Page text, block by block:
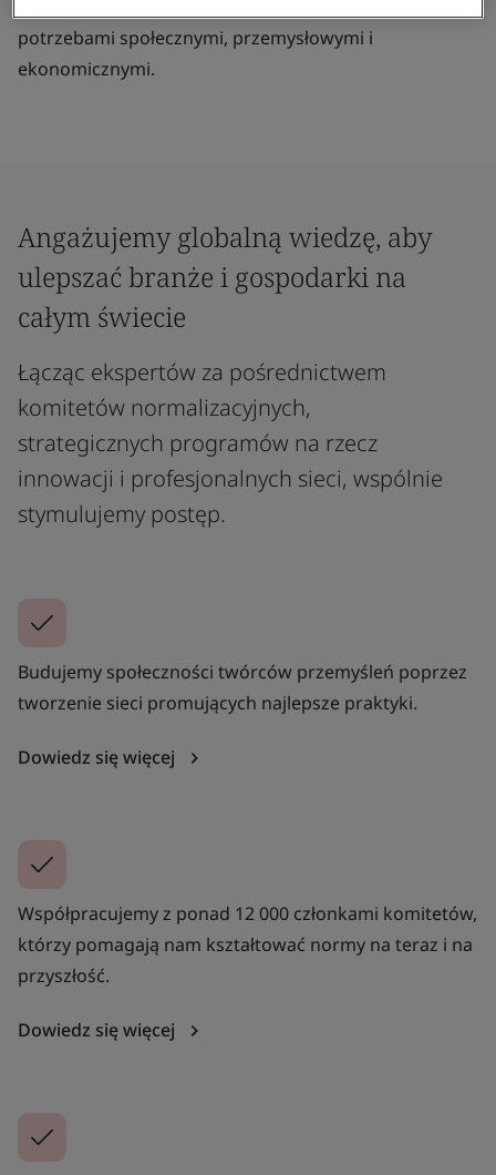
potrzebami społecznymi, przemysłowymi i
ekonomicznymi.
Angażujemy globalną wiedzę, aby
ulepszać branże i gospodarki na
całym świecie
Łącząc ekspertów za pośrednictwem
komitetów normalizacyjnych,
strategicznych programów na rzecz
innowacji i profesjonalnych sieci, wspólnie
stymulujemy postęp.
Budujemy społeczności twórców przemyśleń poprzez
tworzenie sieci promujących najlepsze praktyki.
Dowiedz się więcej
Współpracujemy z ponad 12 000 członkami komitetów,
którzy pomagają nam kształtować normy na teraz i na
przyszłość.
Dowiedz się więcej